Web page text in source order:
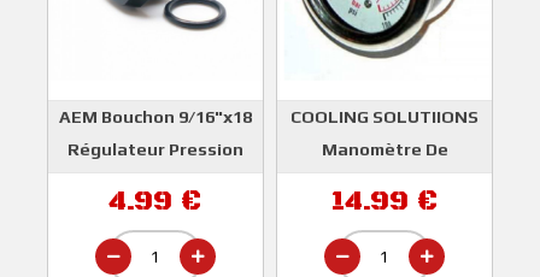
AEM Bouchon 9/16"x18
Régulateur Pression
AEM
4.99 €
COOLING SOLUTIIONS
Manomètre De
COOLING SOLUTIONS
14.99 €